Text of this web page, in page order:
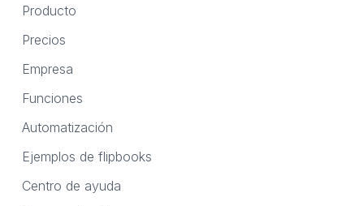
Producto
Precios
Empresa
Funciones
Automatización
Ejemplos de flipbooks
Centro de ayuda